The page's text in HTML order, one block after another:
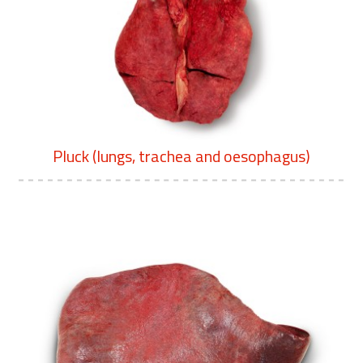
Pluck (lungs, trachea and oesophagus)